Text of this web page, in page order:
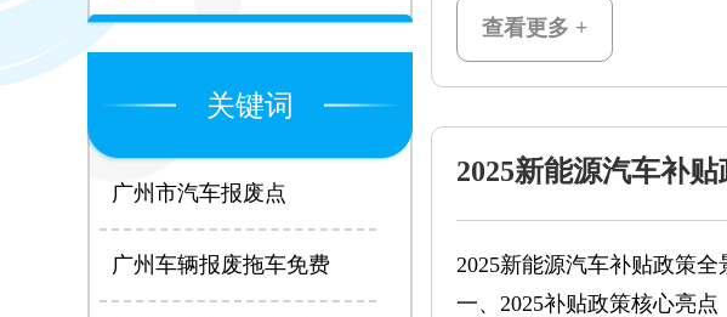
关键词
广州市汽车报废点
广州车辆报废拖车免费
查看更多 +
2025新能源汽车补
2025新能源汽车补贴政策
一、2025补贴政策核心亮点